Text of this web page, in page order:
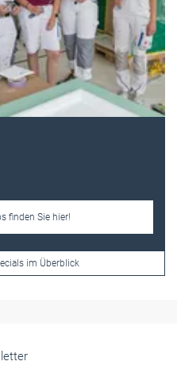
finden Sie hier!
im Überblick